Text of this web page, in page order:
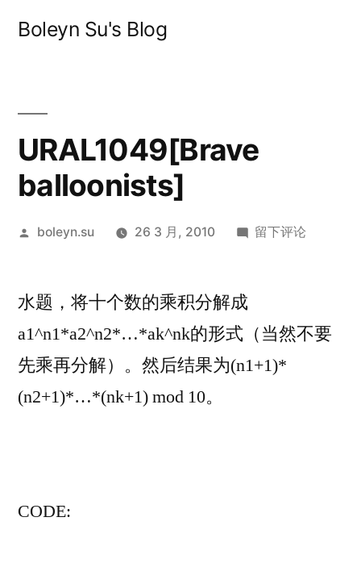
Boleyn Su's Blog
URAL1049[Brave
balloonists]
发
boleyn.su 26 3 月, 2010
于
留下评论
水题，将十个数的乘积分解成
a1^n1*a2^n2*…*ak^nk的形式（当然不要
先乘再分解）。然后结果为(n1+1)*
(n2+1)*…*(nk+1) mod 10。
CODE: